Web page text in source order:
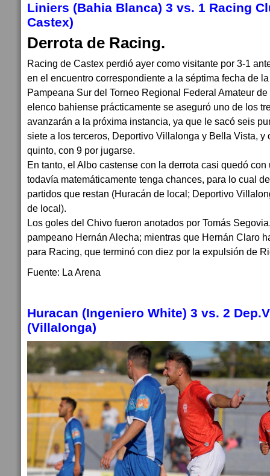
Liniers (Bahia Blanca) 3 vs. 1 Racing
Castex)
Derrota de Racing.
Racing de Castex perdió ayer como visitante por 3-1
en el encuentro correspondiente a la séptima fecha de
Pampeana Sur del Torneo Regional Federal Amateur
elenco bahiense prácticamente se aseguró uno de los
avanzarán a la próxima instancia, ya que le sacó seis
siete a los terceros, Deportivo Villalonga y Bella Vista, y
quinto, con 9 por jugarse.
En tanto, el Albo castense con la derrota casi quedó
todavía matemáticamente tenga chances, para lo cual
partidos que restan (Huracán de local; Deportivo
de local).
Los goles del Chivo fueron anotados por Tomás
pampeano Hernán Alecha; mientras que Hernán Claro
para Racing, que terminó con diez por la expulsión de
Fuente: La Arena
Huracan (Ingeniero White) 3 vs. 2
(Villalonga)